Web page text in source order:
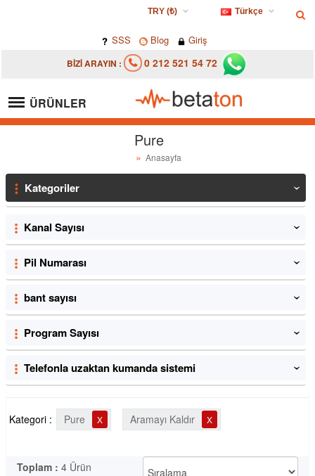
Türkçe
TRY (₺)
TRY (₺)
GBP (£)
SSS Blog Giriş
BİZİ ARAYIN : 0 212 521 54 72
ÜRÜNLER
Pure
Anasayfa
Kategoriler ‹
Kanal Sayısı ‹
Pil Numarası ‹
bant sayısı ‹
Program Sayısı ‹
Telefonla uzaktan kumanda sistemi ‹
Kategori : Pure X Aramayı Kaldır X
Toplam : 4 Ürün